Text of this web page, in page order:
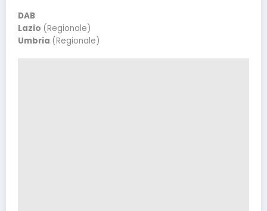
DAB
Lazio (Regionale)
Umbria (Regionale)